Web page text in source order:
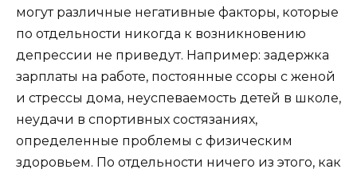
могут различные негативные факторы, которые
по отдельности никогда к возникновению
депрессии не приведут. Например: задержка
зарплаты на работе, постоянные ссоры с женой
и стрессы дома, неуспеваемость детей в школе,
неудачи в спортивных состязаниях,
определенные проблемы с физическим
здоровьем. По отдельности ничего из этого, как